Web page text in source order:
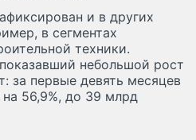
и в других
в сегментах
техники.
небольшой рост
за первые девять месяцев
56,9%, до 39 млрд